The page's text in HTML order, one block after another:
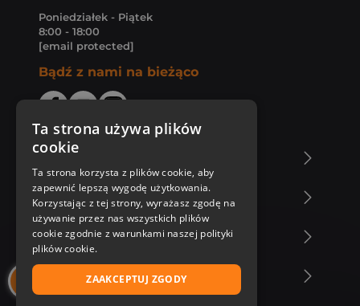
Poniedziałek - Piątek
8:00 - 18:00
[email protected]
Bądź z nami na bieżąco
Zakupy u nas
Nasza oferta
Nasi autorzy
Ta strona używa plików
cookie
Ta strona korzysta z plików cookie, aby
zapewnić lepszą wygodę użytkowania.
Korzystając z tej strony, wyrażasz zgodę na
używanie przez nas wszystkich plików
cookie zgodnie z warunkami naszej polityki
plików cookie.
ZAAKCEPTUJ ZGODY